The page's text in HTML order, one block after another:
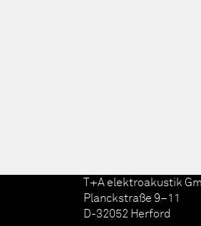
T+A elektroakustik
Planckstraße 9–11
D-32052 Herford